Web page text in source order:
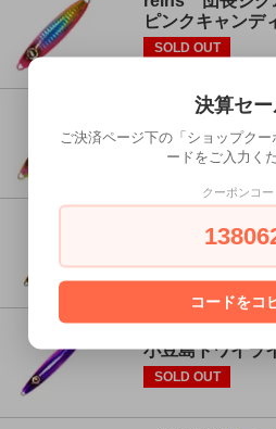
ピンクキャンデ
SOLD OUT
reins 団長ジグ
レモンキャンデ
SOLD OUT
デリシャスメロ
SOLD OUT
reins 団長ジグ
小豆島トワイラ
SOLD OUT
決算セ
ご決済ページ下の「ショップク
ードをご入力く
クーポンコー
コードをコ